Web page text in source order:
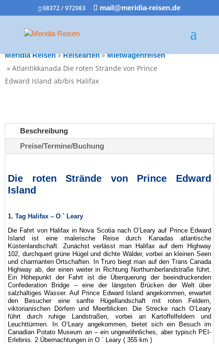
08372 / 972983 mail@meridia-reisen.de
Meridia Reisen»Reisearten»Mietwagenreisen
» Atlantikkanada Die roten Strände von Prince
Edward Island ab/bis Halifax
Beschreibung
Preise/Termine/Buchung
Die roten Strände von Prince Edward
Island
1. Tag Halifax – O ` Leary
Die Fahrt von Halifax in Nova Scotia nach O’Leary auf Prince Edward
Island ist eine malerische Reise durch Kanadas atlantische
Küstenlandschaft. Zunächst verlässt man Halifax auf dem Highway
102, durchquert grüne Hügel und dichte Wälder, vorbei an kleinen Seen
und charmanten Ortschaften. In Truro biegt man auf den Trans Canada
Highway ab, der einen weiter in Richtung Northumberlandstraße führt.
Ein Höhepunkt der Fahrt ist die Überquerung der beeindruckenden
Confederation Bridge – eine der längsten Brücken der Welt über
salzhaltiges Wasser. Auf Prince Edward Island angekommen, erwartet
den Besucher eine sanfte Hügellandschaft mit roten Feldern,
viktorianischen Dörfern und Meerblicken. Die Strecke nach O’Leary
führt durch ruhige Landstraßen, vorbei an Kartoffelfeldern und
Leuchttürmen. In O’Leary angekommen, bietet sich ein Besuch im
Canadian Potato Museum an – ein ungewöhnliches, aber typisch PEI-
Erlebnis. 2 Übernachtungen in O ` Leary ( 355 km )